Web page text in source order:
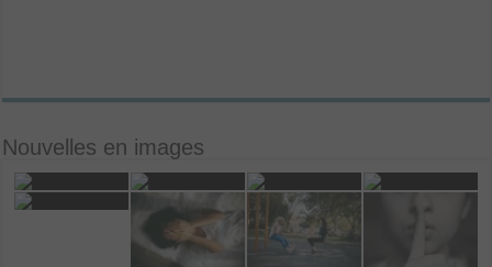
Nouvelles en images